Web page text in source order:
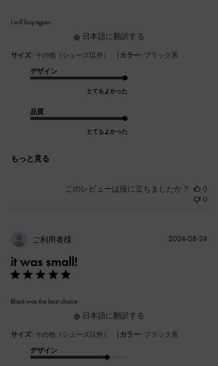
I will buy again
サイズ: その他（シューズ以外） | カラー: ブラック系
デザイン
とてもよかった
品質
とてもよかった
もっと見る
日本語に翻訳する
このレビューは役に立ちましたか？
0
0
ご利用者様
it was small!
Black was the best choice
サイズ: その他（シューズ以外） | カラー: ブラック系
デザイン
日本語に翻訳する
公
2024-08-24